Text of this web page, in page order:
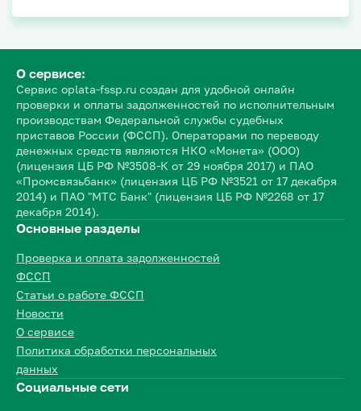
О сервисе:
Сервис oplata-fssp.ru создан для удобной онлайн
проверки и оплаты задолженностей по исполнительным
производствам Федеральной службы судебных
приставов России (ФССП). Операторами по переводу
денежных средств являются НКО «Монета» (ООО)
(лицензия ЦБ РФ №3508-К от 29 ноября 2017) и ПАО
«Промсвязьбанк» (лицензия ЦБ РФ №3521 от 17 декабря
2014) и ПАО "МТС Банк" (лицензия ЦБ РФ №2268 от 17
декабря 2014).
Основные разделы
Проверка и оплата задолженностей
ФССП
Статьи о работе ФССП
Новости
О сервисе
Политика обработки персональных
данных
Социальные сети